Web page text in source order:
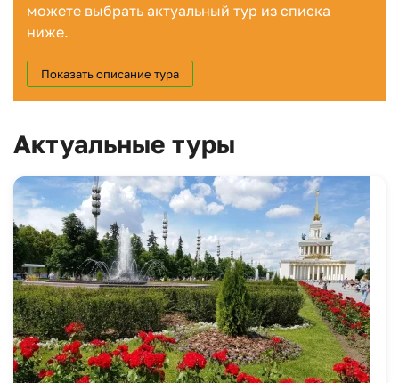
можете выбрать актуальный тур из списка
ниже.
Показать описание тура
Актуальные туры